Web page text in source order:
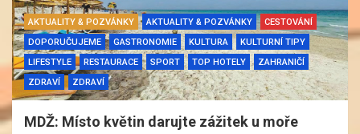
AKTUALITY & POZVÁNKY AKTUALITY & POZVÁNKY
CESTOVÁNÍ
DOPORUČUJEME
GASTRONOMIE KULTURA
KULTURNÍ TIPY
LIFESTYLE
RESTAURACE SPORT TOP HOTELY
ZAHRANIČÍ
ZDRAVÍ
ZDRAVÍ
MDŽ: Místo květin darujte zážitek u moře